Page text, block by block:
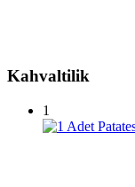
Kahvaltilik
1